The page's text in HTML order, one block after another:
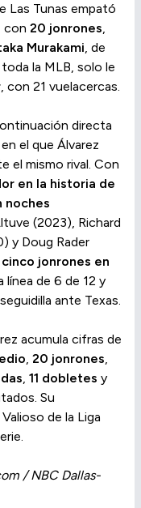
Las Tunas empató
con 20 jonrones,
Murakami, de
la MLB, solo le
, con 21 vuelacercas.
directa
el que Álvarez
el mismo rival. Con
en la historia de
noches
(2023), Richard
y Doug Rader
cinco jonrones en
línea de 6 de 12 y
ante Texas.
acumula cifras de
, 20 jonrones,
, 11 dobletes y
Su
de la Liga
/ NBC Dallas-